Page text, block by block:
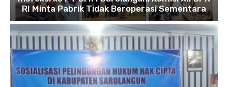
RI Minta Pabrik Tidak Beroperasi Sementara